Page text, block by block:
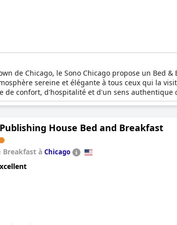
de Chicago, le Sono Chicago propose un Bed
sereine et élégante à tous ceux qui la
de confort, d'hospitalité et d'un sens
pour ceux qui recherchent une évasion plus
dans la cuisine ultramoderne, pour vous
de paix accueillant et réservé aux adultes au cœur
House Bed and Breakfast
Breakfast à Chicago